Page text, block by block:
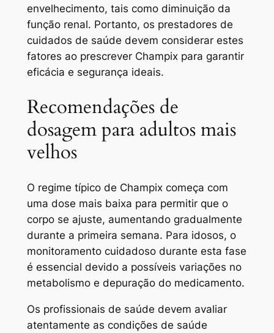
envelhecimento, tais como diminuição da
função renal. Portanto, os prestadores de
cuidados de saúde devem considerar estes
fatores ao prescrever Champix para garantir
eficácia e segurança ideais.
Recomendações de
dosagem para adultos mais
velhos
O regime típico de Champix começa com
uma dose mais baixa para permitir que o
corpo se ajuste, aumentando gradualmente
durante a primeira semana. Para idosos, o
monitoramento cuidadoso durante esta fase
é essencial devido a possíveis variações no
metabolismo e depuração do medicamento.
Os profissionais de saúde devem avaliar
atentamente as condições de saúde